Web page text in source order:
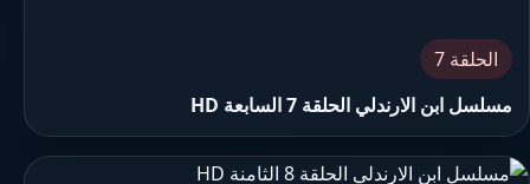
الحلقة 7
مسلسل ابن الارندلي الحلقة 7 السابعة HD